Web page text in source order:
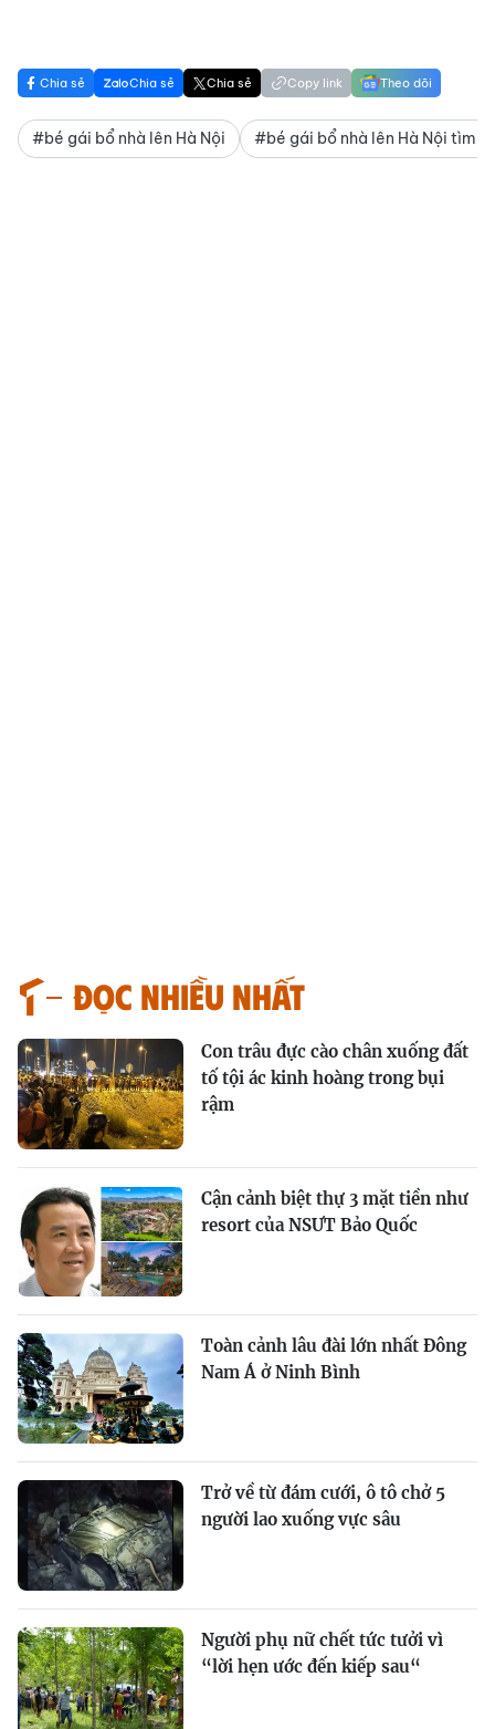
Chia sẻ Chia sẻ Chia sẻ Copy link Theo dõi
#bé gái bổ nhà lên Hà Nội #bé gái bổ nhà lên Hà Nội tìm
Đọc nhiều nhất
Con trâu đực cào chân xuống đất
tố tội ác kinh hoàng trong bụi
rậm
Cận cảnh biệt thự 3 mặt tiền như
resort của NSƯT Bảo Quốc
Toàn cảnh lâu đài lớn nhất Đông
Nam Á ở Ninh Bình
Trở về từ đám cưới, ô tô chở 5
người lao xuống vực sâu
Người phụ nữ chết tức tưởi vì
“lời hẹn ước đến kiếp sau“